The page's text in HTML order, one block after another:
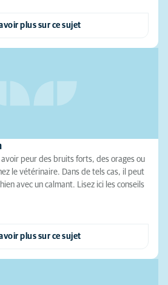
plus sur ce sujet
peur des bruits forts, des orages ou
le vétérinaire. Dans de tels cas, il peut
avec un calmant. Lisez ici les conseils
plus sur ce sujet